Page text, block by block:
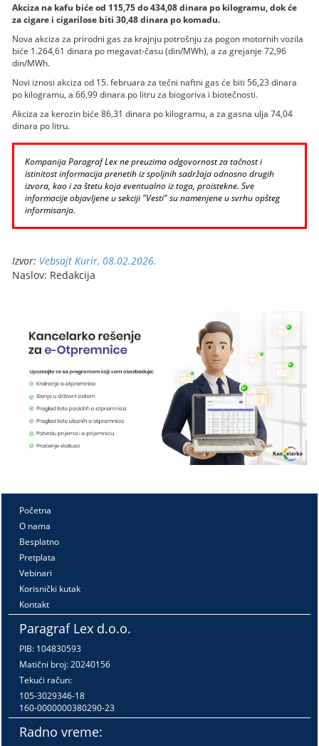
Akciza na kafu biće od 115,75 do 434,08 dinara po kilogramu, dok će
za cigare i cigarilose biti 30,48 dinara po komadu.
Nova akciza za prirodni gas za krajnju potrošnju za pogon motornih vozila
biće 1.264,61 dinara po megavat-času (din/MWh), a za grejanje 72,96
din/MWh.
Novi iznosi akciza od 15. februara za tečni naftni gas će biti 56,23 dinara
po kilogramu, a 66,99 dinara po litru za biogoriva i biotečnosti.
Akciza za kerozin biće 86,31 dinara po kilogramu, a za gasna ulja 74,04
dinara po litru.
Kompanija Paragraf Lex ne preuzima odgovornost za tačnost i
istinitost informacija prenetih iz spoljnih sadržaja odnosno drugih
izvora, kao i za štetu koja eventualno iz toga, proistekne. Sve
informacije objavljene u sekciji "Vesti" su namenjene u svrhu opšteg
informisanja.
Izvor: Vebsajt Kurir, 08.02.2026.
Naslov: Redakcija
Početna
O nama
Besplatno
Pretplata
Vebinari
Korisnički kutak
Kontakt
Paragraf Lex d.o.o.
PIB: 104830593
Matični broj: 20240156
Tekući račun:
105-3029346-18
160-0000000380290-23
Radno vreme: